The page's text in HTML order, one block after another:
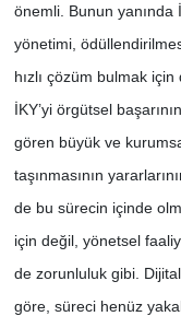
önemli. Bunun yanında
yönetimi,
hızlı çözüm bulmak
İKY’yi örgütsel
gören büyük ve
taşınmasının
de bu sürecin içinde
için değil, yönetsel
de zorunluluk gibi.
göre, süreci henüz